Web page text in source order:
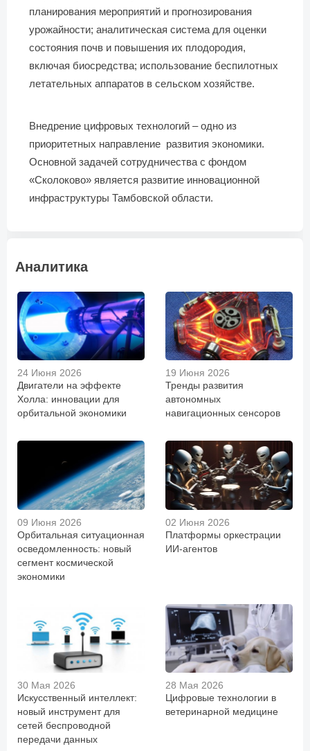
планирования мероприятий и прогнозирования
урожайности; аналитическая система для оценки
состояния почв и повышения их плодородия,
включая биосредства; использование беспилотных
летательных аппаратов в сельском хозяйстве.
Внедрение цифровых технологий – одно из
приоритетных направление развития экономики.
Основной задачей сотрудничества с фондом
«Сколоково» является развитие инновационной
инфраструктуры Тамбовской области.
Аналитика
24 Июня 2026
Двигатели на эффекте
Холла: инновации для
орбитальной экономики
19 Июня 2026
Тренды развития
автономных
навигационных сенсоров
09 Июня 2026
Орбитальная ситуационная
осведомленность: новый
сегмент космической
экономики
02 Июня 2026
Платформы оркестрации
ИИ-агентов
30 Мая 2026
Искусственный интеллект:
новый инструмент для
сетей беспроводной
передачи данных
28 Мая 2026
Цифровые технологии в
ветеринарной медицине